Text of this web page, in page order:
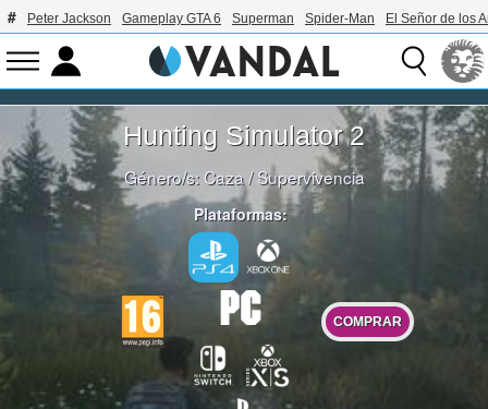
Peter Jackson Gameplay GTA 6 Superman Spider-Man El Señor de los
Hunting Simulator 2
Género/s: Caza/Supervivencia
Plataformas:
COMPRAR